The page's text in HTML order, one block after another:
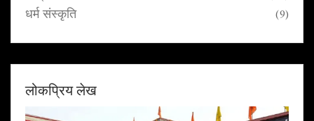
धर्म संस्कृति (9)
लोकप्रिय लेख